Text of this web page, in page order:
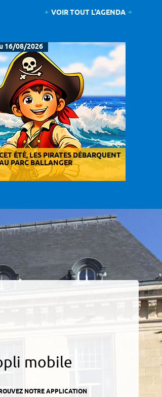
VOIR TOUT L'AGENDA
16/08/2026
ÉTÉ, LES PIRATES DÉBARQUENT
PARC BALLANGER
mobile
NOTRE APPLICATION